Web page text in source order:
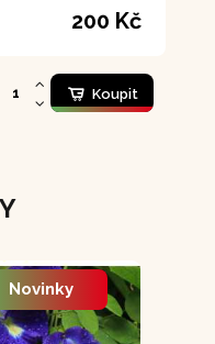
200 Kč
Koupit
Novinky